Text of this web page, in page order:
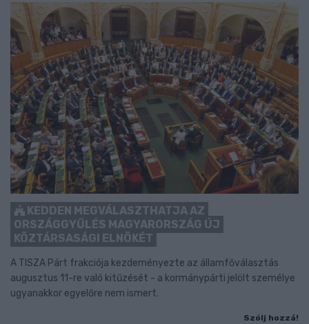
KEDDEN MEGVÁLASZTHATJA AZ
ORSZÁGGYŰLÉS MAGYARORSZÁG ÚJ
KÖZTÁRSASÁGI ELNÖKÉT
A TISZA Párt frakciója kezdeményezte az államfőválasztás
augusztus 11-re való kitűzését - a kormánypárti jelölt személye
ugyanakkor egyelőre nem ismert.
Szólj hozzá!